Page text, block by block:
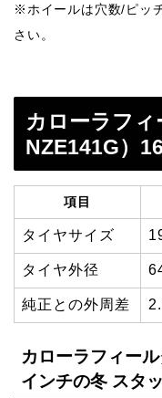
※ホイールは穴数/ピッ
さい。
カローラフ
NZE141G）
項目
タイヤサイズ
タイヤ外径
純正との外周差
カローラフィー
インチの冬 スタ